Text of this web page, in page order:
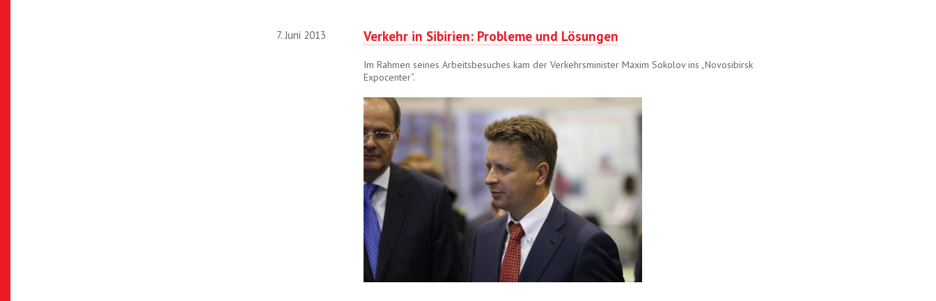
7. Juni 2013 Verkehr in Sibirien: Probleme und Lösungen
Im Rahmen seines Arbeitsbesuches kam der Verkehrsminister Maxim Sokolov ins „Novosibirsk
Expocenter“.